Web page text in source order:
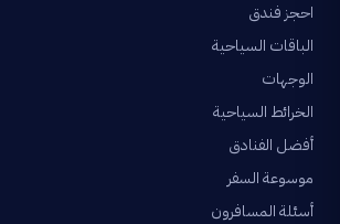
احجز فندق
الباقات السياحية
الوجهات
الخرائط السياحية
أفضل الفنادق
موسوعة السفر
أسئلة المسافرون